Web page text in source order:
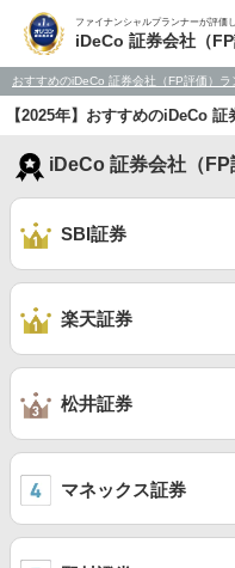
ファイナンシャルプランナーが評価
iDeCo 証券会社（FP
おすすめのiDeCo 証券会社（FP評価）ラ
【2025年】おすすめのiDeCo
iDeCo 証券会社（
SBI証券
楽天証券
松井証券
マネックス証券